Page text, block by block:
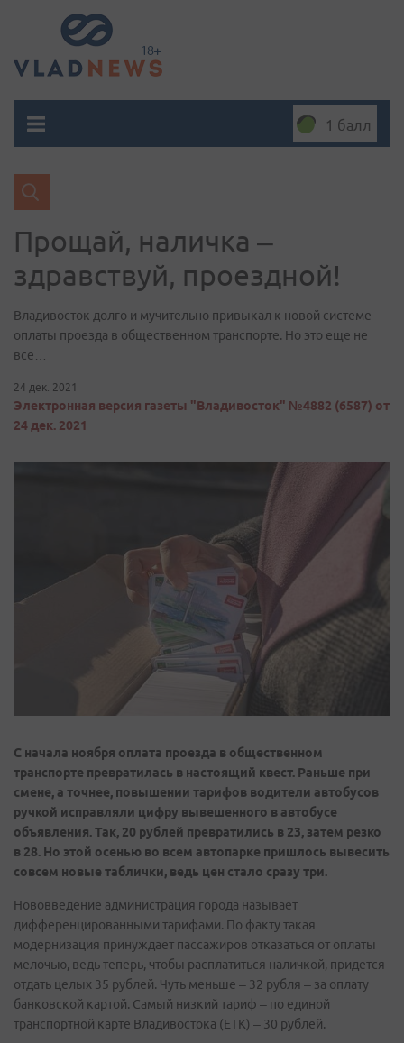
1 балл
Прощай, наличка –
здравствуй, проездной!
Владивосток долго и мучительно привыкал к новой системе
оплаты проезда в общественном транспорте. Но это еще не
все…
24 дек. 2021
Электронная версия газеты "Владивосток" №4882 (6587) от
24 дек. 2021
С начала ноября оплата проезда в общественном
транспорте превратилась в настоящий квест. Раньше при
смене, а точнее, повышении тарифов водители автобусов
ручкой исправляли цифру вывешенного в автобусе
объявления. Так, 20 рублей превратились в 23, затем резко
в 28. Но этой осенью во всем автопарке пришлось вывесить
совсем новые таблички, ведь цен стало сразу три.
Нововведение администрация города называет
дифференцированными тарифами. По факту такая
модернизация принуждает пассажиров отказаться от оплаты
мелочью, ведь теперь, чтобы расплатиться наличкой, придется
отдать целых 35 рублей. Чуть меньше – 32 рубля – за оплату
банковской картой. Самый низкий тариф – по единой
транспортной карте Владивостока (ЕТК) – 30 рублей.